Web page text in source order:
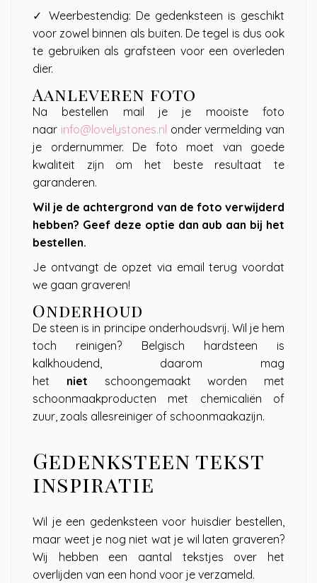
✓ Weerbestendig: De gedenksteen is geschikt
voor zowel binnen als buiten. De tegel is dus ook
te gebruiken als grafsteen voor een overleden
dier.
Aanleveren foto
Na bestellen mail je je mooiste foto
naar info@lovelystones.nl onder vermelding van
je ordernummer. De foto moet van goede
kwaliteit zijn om het beste resultaat te
garanderen.
Wil je de achtergrond van de foto verwijderd
hebben? Geef deze optie dan aub aan bij het
bestellen.
Je ontvangt de opzet via email terug voordat
we gaan graveren!
Onderhoud
De steen is in principe onderhoudsvrij. Wil je hem
toch reinigen? Belgisch hardsteen is
kalkhoudend, daarom mag
het niet schoongemaakt worden met
schoonmaakproducten met chemicaliën of
zuur, zoals allesreiniger of schoonmaakazijn.
Gedenksteen tekst
inspiratie
Wil je een gedenksteen voor huisdier bestellen,
maar weet je nog niet wat je wil laten graveren?
Wij hebben een aantal tekstjes over het
overlijden van een hond voor je verzameld.